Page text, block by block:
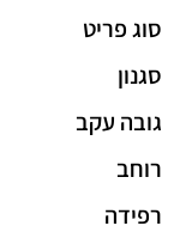
סוג פריט
סגנון
גובה עקב
רוחב
רפידה